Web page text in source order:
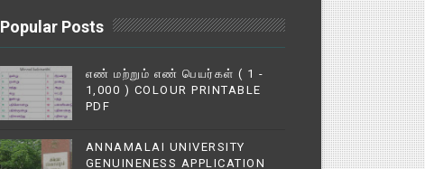
Popular Posts
எண் மற்றும் எண் பெயர்கள் ( 1 -
1,000 ) COLOUR PRINTABLE
PDF
ANNAMALAI UNIVERSITY
GENUINENESS APPLICATION